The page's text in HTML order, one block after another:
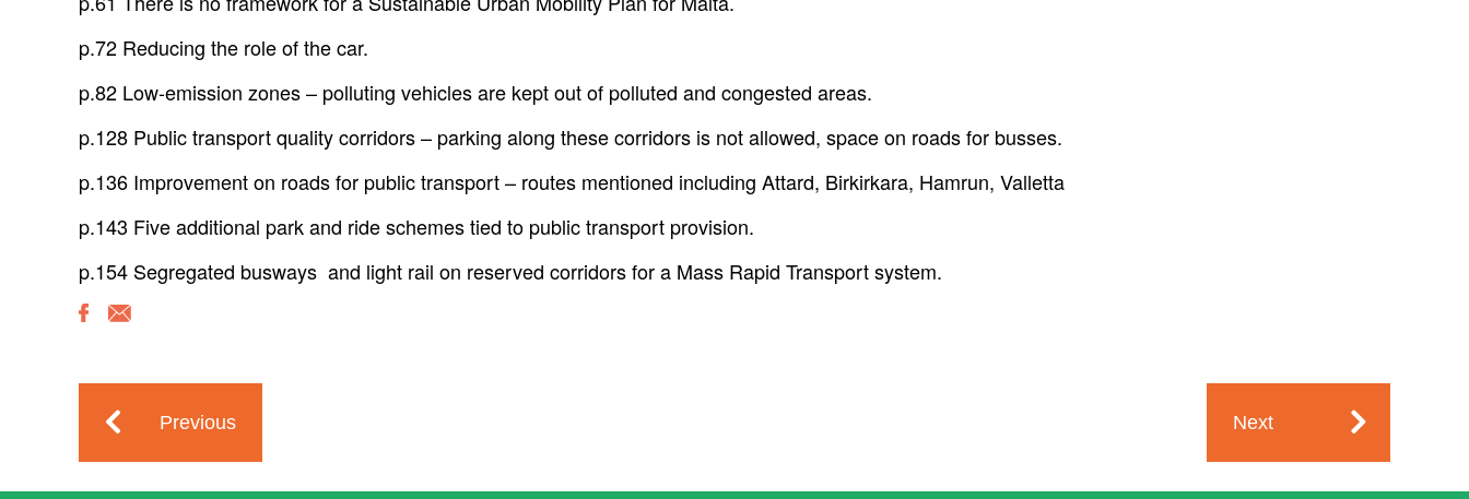
p.72 Reducing the role of the car.
p.82 Low-emission zones – polluting vehicles are kept out of polluted and congested areas.
p.128 Public transport quality corridors – parking along these corridors is not allowed, space on roads for busses.
p.136 Improvement on roads for public transport – routes mentioned including Attard, Birkirkara, Hamrun, Valletta
p.143 Five additional park and ride schemes tied to public transport provision.
p.154 Segregated busways and light rail on reserved corridors for a Mass Rapid Transport system.
Previous Next